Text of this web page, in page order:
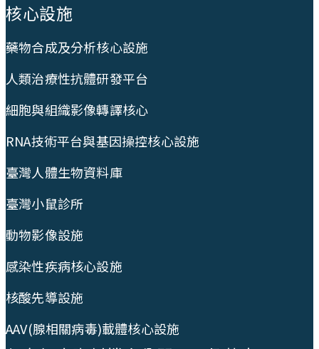
核心設施
藥物合成及分析核心設施
人類治療性抗體研發平台
細胞與組織影像轉譯核心
RNA技術平台與基因操控核心設施
臺灣人體生物資料庫
臺灣小鼠診所
動物影像設施
感染性疾病核心設施
核酸先導設施
AAV(腺相關病毒)載體核心設施